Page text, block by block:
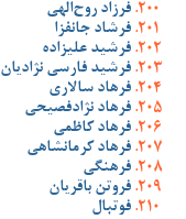
فرزاد روح‌الهی
فرشاد جانفزا
فرشید علیزاده
فرشید فارسی نژادیان
فرهاد سالاری
فرهاد نژادفصیحی
فرهاد کاظمی
فرهاد کرمانشاهی
فرهنگی
فروتن باقریان
فوتبال